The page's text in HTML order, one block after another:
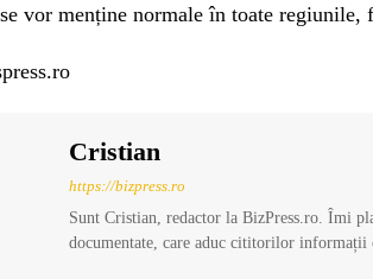
vor menține normale în toate regiunile,
Cristian
https://bizpress.ro
Sunt Cristian, redactor la BizPress.ro. Îmi
documentate, care aduc cititorilor informații